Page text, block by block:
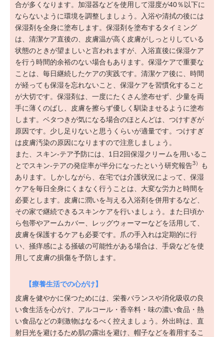
合が多くなります。加湿器などを使用して湿度が40％以下に
ならないように環境を調整しましょう。入浴や清拭の後には
保湿剤を全身に塗布します。保湿剤を塗布するタイミング
は、清潔ケア直後の、皮膚温が高く皮膚がしっとりしている
状態のときが望ましいと言われますが、入浴直後に保湿ケア
を行う時間的余裕のない場合もあります。保湿ケアで重要な
ことは、毎日継続したケアの実践です。清潔ケア後に、時間
が経っても保湿を忘れないこと、保湿ケアを習慣化すること
が大切です。保湿剤は、一度にたくさん塗布せず、少量を両
手に薄くのばし、皮膚を擦らず優しく馴染ませるように塗布
します。ベタつきが気になる場合のほとんどは、つけすぎが
原因です。少し足りないと思うくらいが適量です。つけすぎ
は皮膚汚染の原因になりますので注意しましょう。
また、スキン-テア予防には、1日2回保湿クリームを用いるこ
とでスキン-テアの発症率が半分になったという研究報告3）
も
あります。しかしながら、在宅では介護状況によって、保湿
ケアを毎日全身にくまなく行うことは、大変な労力と時間を
必要とします。皮膚に潤いを与える入浴剤を併用するなど、
その家で継続できるスキンケアを行いましょう。また日頃か
ら包帯やアームカバー、レッグウォーマーなどを活用して、
皮膚を保護するケアも必要です。爪の手入れは定期的に行
い、掻痒感による掻破の可能性がある場合は、手袋などを使
用して皮膚の損傷を予防します。
【療養生活での心がけ】
皮膚を健やかに保つためには、栄養バランスや消化吸収の良
い食生活を心がけ、アルコール・香辛料・味の濃い食品・熱
い食品などの刺激物はなるべく控えましょう。外出時は、直
射日光を避けるため肌の露出を避け、帽子などを着用するこ